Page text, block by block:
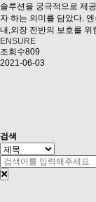
솔루션을 궁극적으로 제
자 하는 의미를 담았다.
내,외장 전반의 보호를
ENSURE
조회수809
2021-06-03
검색